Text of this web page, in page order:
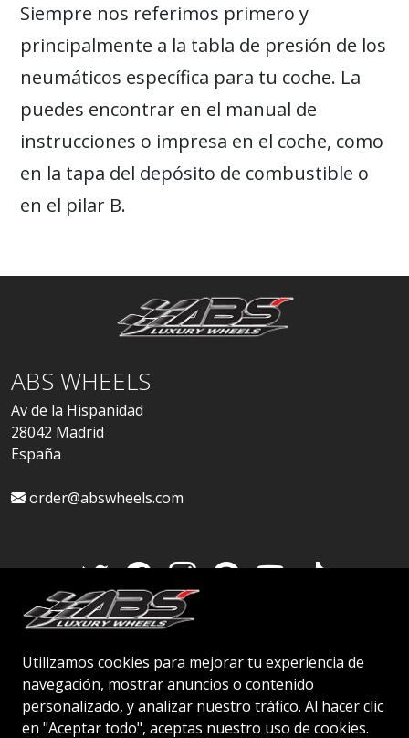
Utilizamos cookies para mejorar tu experiencia de
navegación, mostrar anuncios o contenido
personalizado, y analizar nuestro tráfico. Al hacer clic
en "Aceptar todo", aceptas nuestro uso de cookies.
Siempre nos referimos primero y
principalmente a la tabla de presión de los
neumáticos específica para tu coche. La
puedes encontrar en el manual de
instrucciones o impresa en el coche, como
en la tapa del depósito de combustible o
en el pilar B.
ABS WHEELS
Av de la Hispanidad
28042 Madrid
España
order@abswheels.com
Cuenta de distribuidor
© 2026 ABS WHEELS - Todos los derechos